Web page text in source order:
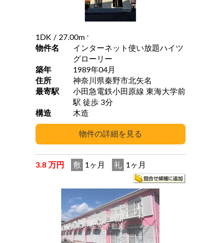
1DK / 27.00m 2
物件名
インターネット使い放題ハイツ
グローリー
築年
1989年04月
住所
神奈川県秦野市北矢名
最寄駅
小田急電鉄小田原線 東海大学前
駅 徒歩 3分
構造
木造
3.8 万円 敷 1ヶ月 礼 1ヶ月